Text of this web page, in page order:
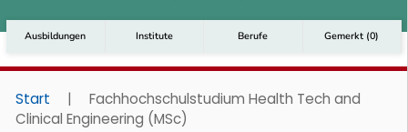
Ausbildungen Institute Berufe Gemerkt (0)
Start |
Fachhochschulstudium Health Tech and
Clinical Engineering (MSc)